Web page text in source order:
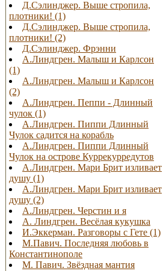
Д.Сэлинджер. Выше стропила,
плотники! (1)
Д.Cэлинджер. Выше стропила,
плотники! (2)
Д.Сэлинджер. Фрэнни
А.Линдгрен. Малыш и Карлсон
(1)
А.Линдгрен. Малыш и Карлсон
(2)
А.Линдгрен. Пеппи - Длинный
чулок (1)
А.Линдгрен. Пиппи Длинный
Чулок садится на корабль
А.Линдгрен. Пиппи Длинный
Чулок на острове Куррекурредутов
А.Линдгрен. Мари Брит изливает
душу (1)
А.Линдгрен. Мари Брит изливает
душу (2)
А.Линдгрен. Черстин и я
А. Линдгрен. Весёлая кукушка
И.Эккерман. Разговоры с Гете (1)
М.Павич. Последняя любовь в
Константинополе
М. Павич. Звёздная мантия